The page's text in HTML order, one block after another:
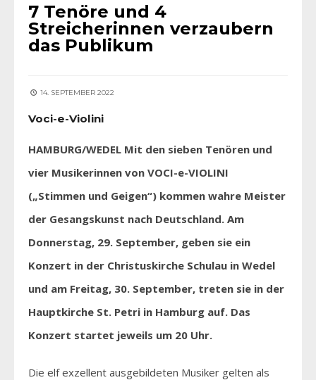
7 Tenöre und 4
Streicherinnen verzaubern
das Publikum
14. SEPTEMBER 2022
Voci-e-Violini
HAMBURG/WEDEL Mit den sieben Tenören und
vier Musikerinnen von VOCI-e-VIOLINI
(„Stimmen und Geigen“) kommen wahre Meister
der Gesangskunst nach Deutschland. Am
Donnerstag, 29. September, geben sie ein
Konzert in der Christuskirche Schulau in Wedel
und am Freitag, 30. September, treten sie in der
Hauptkirche St. Petri in Hamburg auf. Das
Konzert startet jeweils um 20 Uhr.
Die elf exzellent ausgebildeten Musiker gelten als